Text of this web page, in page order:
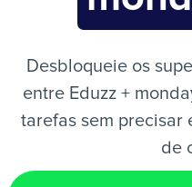
Desbloqueie os
entre Eduzz +
tarefas sem precisar
de